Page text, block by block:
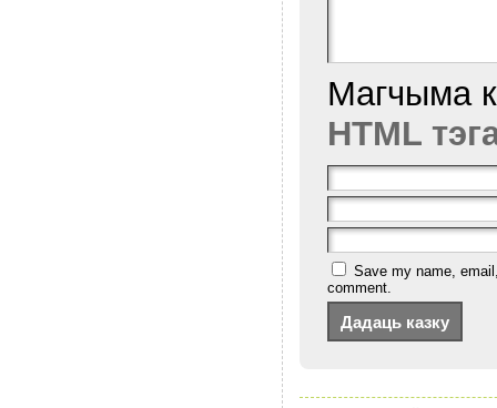
Магчыма
HTML
Save my name,
comment.